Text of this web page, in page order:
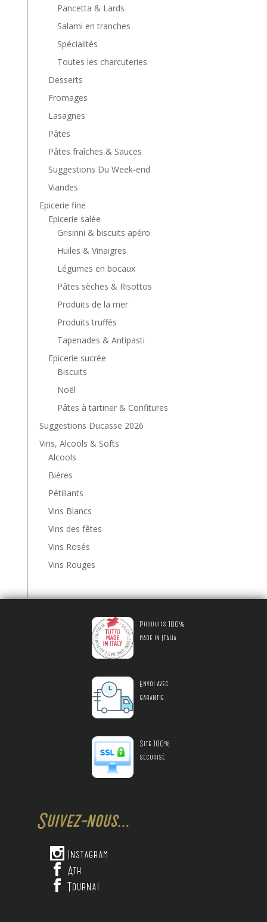
Pancetta & Lards
Salami en tranches
Spécialités
Toutes les charcuteries
Desserts
Fromages
Lasagnes
Pâtes
Pâtes fraîches & Sauces
Suggestions Du Week-end
Viandes
Epicerie fine
Epicerie salée
Grisinni & biscuits apéro
Huiles & Vinaigres
Légumes en bocaux
Pâtes sèches & Risottos
Produits de la mer
Produits truffés
Tapenades & Antipasti
Epicerie sucrée
Biscuits
Noël
Pâtes à tartiner & Confitures
Suggestions Ducasse 2026
Vins, Alcools & Softs
Alcools
Bières
Pétillants
Vins Blancs
Vins des fêtes
Vins Rosés
Vins Rouges
Produits 100%
made in Italia
Envoi avec
garantie
Site 100%
sécurisé
Suivez-nous...
 Instagram
 Ath
 Tournai